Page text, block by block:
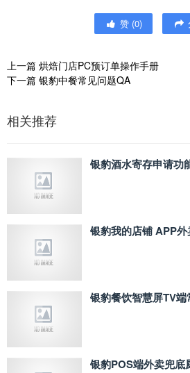
赞 (0)
上一篇 烘焙门店PC预订单操作手册
下一篇 银豹中餐常见问题QA
相关推荐
银豹酒水寄存申请功
银豹我的店铺 APP
银豹餐饮智慧屏TV端
银豹POS端外卖兜底